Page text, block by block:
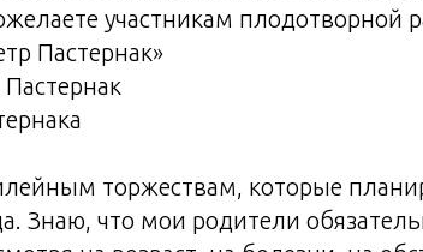
участникам плодотворной
Пастернак»
торжествам, которые
Знаю, что мои родители